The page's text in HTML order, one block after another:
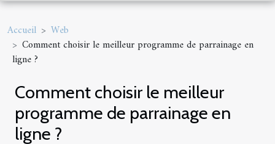
Accueil
Web
Comment choisir le meilleur programme de parrainage en
ligne ?
Comment choisir le meilleur
programme de parrainage en
ligne ?